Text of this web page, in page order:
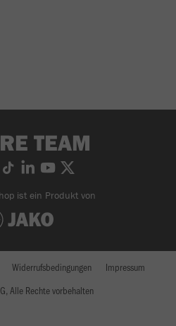
TEAM
ist ein Produkt von
Alle Rechte vorbehalten
Widerrufsbedingungen Impressum